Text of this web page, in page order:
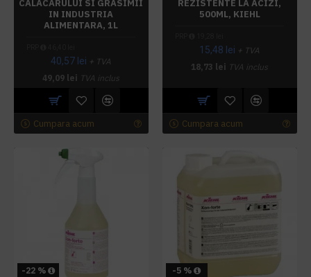
CALACARULUI SI GRASIMII
IN INDUSTRIA
ALIMENTARA, 1L
40,57 lei + TVA
49,09 lei TVA inclus
Cumpara acum
REZISTENTE LA ACIZI,
500ML, KIEHL
15,48 lei + TVA
18,73 lei TVA inclus
Cumpara acum
-22 % -5 %